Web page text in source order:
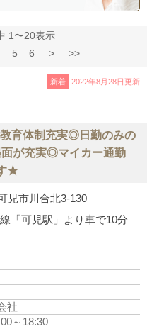
1〜20表示
5 6 > >>
新着 2022年8月28日更新
育体制充実◎日勤のみの
が充実◎マイカー通勤
★
児市川合北3-130
「可児駅」より車で10分
社
～18:30